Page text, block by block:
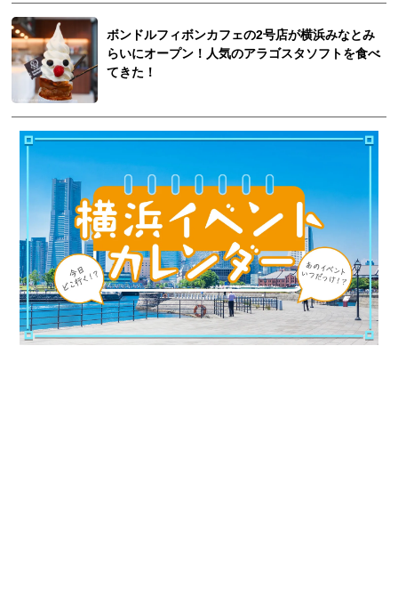
ボンドルフィボンカフェの2号店が横浜みなとみ
らいにオープン！人気のアラゴスタソフトを食べ
てきた！